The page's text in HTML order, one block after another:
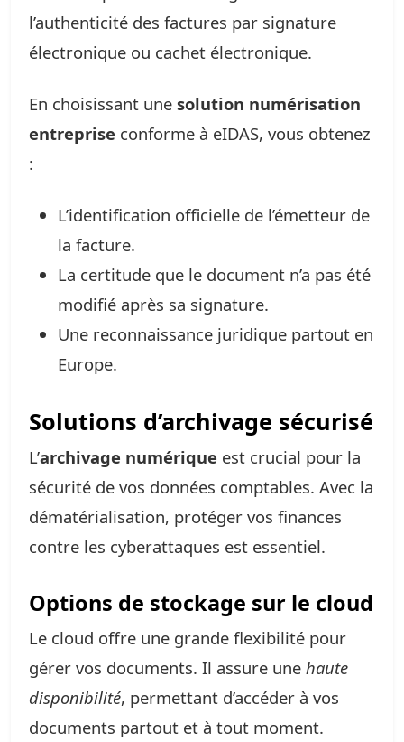
l’authenticité des factures par signature
électronique ou cachet électronique.
En choisissant une solution numérisation
entreprise conforme à eIDAS, vous obtenez
:
L’identification officielle de l’émetteur de
la facture.
La certitude que le document n’a pas été
modifié après sa signature.
Une reconnaissance juridique partout en
Europe.
Solutions d’archivage sécurisé
L’archivage numérique est crucial pour la
sécurité de vos données comptables. Avec la
dématérialisation, protéger vos finances
contre les cyberattaques est essentiel.
Options de stockage sur le cloud
Le cloud offre une grande flexibilité pour
gérer vos documents. Il assure une haute
disponibilité, permettant d’accéder à vos
documents partout et à tout moment.